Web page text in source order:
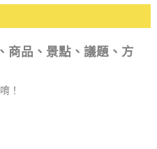
商品、景點、議題、方
！